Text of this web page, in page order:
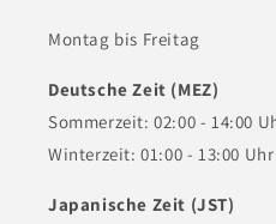
Montag bis Freitag
Deutsche Zeit (MEZ)
Sommerzeit: 02:00 - 14:00
Winterzeit: 01:00 - 13:00 Uhr
Japanische Zeit (JST)